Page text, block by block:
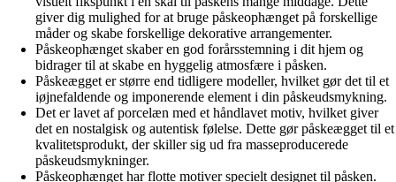
giver dig mulighed for at bruge påskeophænget på forskellige
måder og skabe forskellige dekorative arrangementer.
Påskeophænget skaber en god forårsstemning i dit hjem og
bidrager til at skabe en hyggelig atmosfære i påsken.
Påskeægget er større end tidligere modeller, hvilket gør det til et
iøjnefaldende og imponerende element i din påskeudsmykning.
Det er lavet af porcelæn med et håndlavet motiv, hvilket giver
det en nostalgisk og autentisk følelse. Dette gør påskeægget til et
kvalitetsprodukt, der skiller sig ud fra masseproducerede
påskeudsmykninger.
Påskeophænget har flotte motiver specielt designet til påsken.